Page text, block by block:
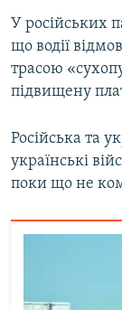
У російських
що водії
трасою
підвищену
Російська та
українські
поки що не